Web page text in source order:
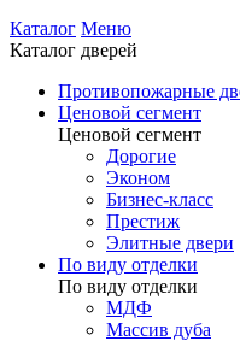
Каталог Меню
Каталог дверей
Противопожарные
Ценовой сегмент
Ценовой сегмент
Дорогие
Эконом
Бизнес-класс
Престиж
Элитные двери
По виду отделки
По виду отделки
МДФ
Массив дуба